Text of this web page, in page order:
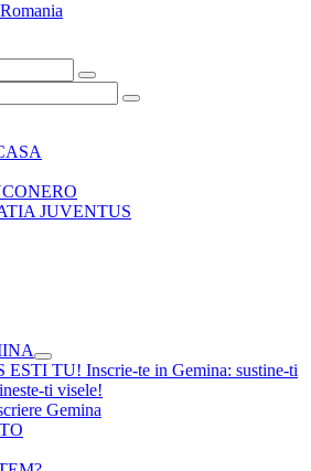
Caută...
Caută...
JUVENTUS
TU! Inscrie-te in Gemina: sustine-ti
ti visele!
Gemina